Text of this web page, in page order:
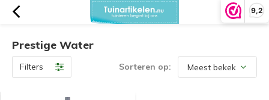
9,2
Prestige Water
Filters Sorteren op: